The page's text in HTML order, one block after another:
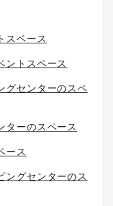
スペース
ントスペース
グセンターのスペ
ターのスペース
ース
ングセンターのス